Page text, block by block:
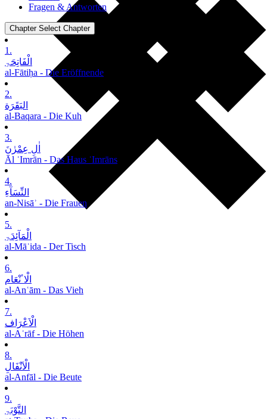
Fragen & Antworten
Chapter Select Chapter
1.
الْفَاتِحَۃِ
al-Fātiḥa - Die Eröffnende
2.
البَقَرَة
al-Baqara - Die Kuh
3.
اٰلِ عِمْرٰنَ
Āl ʿImrān - Das Haus ʿImrāns
4.
النِّسَآءِ
an-Nisāʾ - Die Frauen
5.
الْمَآئِدَۃِ
al-Māʾida - Der Tisch
6.
الْاٴنْعَام
al-Anʿām - Das Vieh
7.
الْاَعْرَاف
al-Aʿrāf - Die Höhen
8.
الْاَنْفَالِ
al-Anfāl - Die Beute
9.
التَّوْبَۃِ